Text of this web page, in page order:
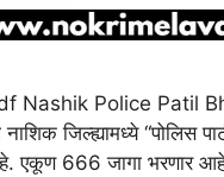
Police Patil
नाशिक जिल्ह्यामध्ये
एकूण 666 जागा भरणार